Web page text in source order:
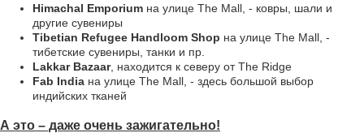
Himachal Emporium на улице The Mall, - ковры, шали и
другие сувениры
Tibetian Refugee Handloom Shop на улице The Mall, -
тибетские сувениры, танки и пр.
Lakkar Bazaar, находится к северу от The Ridge
Fab India на улице The Mall, - здесь большой выбор
индийских тканей
А это – даже очень зажигательно!